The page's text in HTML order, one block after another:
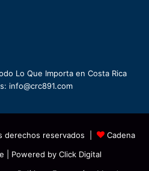
Lo Que Importa en Costa Rica
info@crc891.com
derechos reservados |
Cadena
| Powered by Click Digital